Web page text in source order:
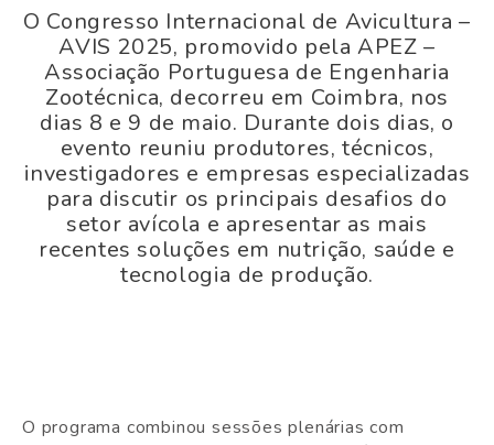
O Congresso Internacional de Avicultura –
AVIS 2025, promovido pela APEZ –
Associação Portuguesa de Engenharia
Zootécnica, decorreu em Coimbra, nos
dias 8 e 9 de maio. Durante dois dias, o
evento reuniu produtores, técnicos,
investigadores e empresas especializadas
para discutir os principais desafios do
setor avícola e apresentar as mais
recentes soluções em nutrição, saúde e
tecnologia de produção.
O programa combinou sessões plenárias com